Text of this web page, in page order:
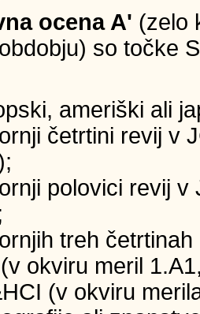
ocena A' (zelo
so točke
ameriški ali
četrtini revij v
polovici revij
treh
okviru meril
(v okviru